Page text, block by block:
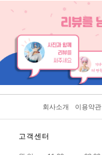
회사소개 이용약관
고객센터